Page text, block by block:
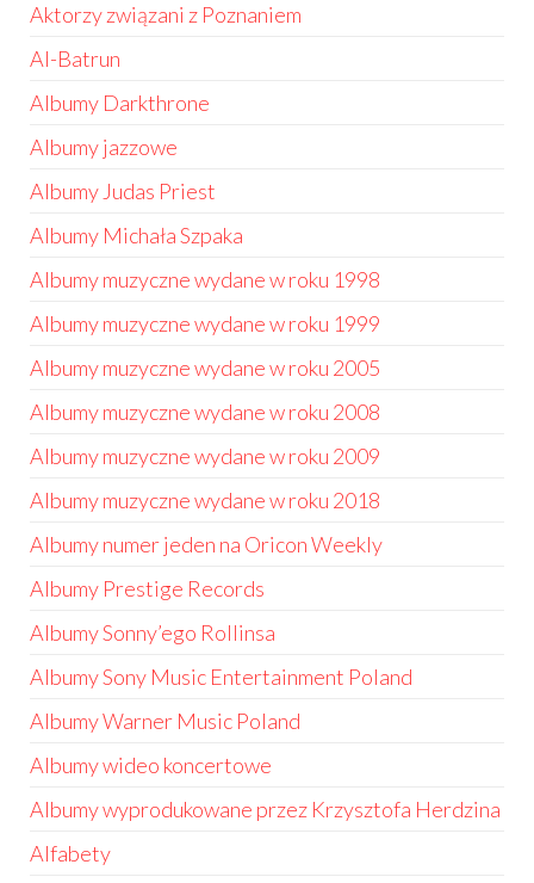
Aktorzy związani z Poznaniem
Al-Batrun
Albumy Darkthrone
Albumy jazzowe
Albumy Judas Priest
Albumy Michała Szpaka
Albumy muzyczne wydane w roku 1998
Albumy muzyczne wydane w roku 1999
Albumy muzyczne wydane w roku 2005
Albumy muzyczne wydane w roku 2008
Albumy muzyczne wydane w roku 2009
Albumy muzyczne wydane w roku 2018
Albumy numer jeden na Oricon Weekly
Albumy Prestige Records
Albumy Sonny’ego Rollinsa
Albumy Sony Music Entertainment Poland
Albumy Warner Music Poland
Albumy wideo koncertowe
Albumy wyprodukowane przez Krzysztofa Herdzina
Alfabety